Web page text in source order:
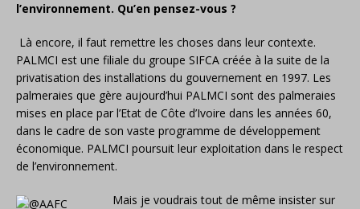
l’environnement. Qu’en pensez-vous ?
Là encore, il faut remettre les choses dans leur contexte.
PALMCI est une filiale du groupe SIFCA créée à la suite de la
privatisation des installations du gouvernement en 1997. Les
palmeraies que gère aujourd’hui PALMCI sont des palmeraies
mises en place par l’Etat de Côte d’Ivoire dans les années 60,
dans le cadre de son vaste programme de développement
économique. PALMCI poursuit leur exploitation dans le respect
de l’environnement.
Mais je voudrais tout de même insister sur